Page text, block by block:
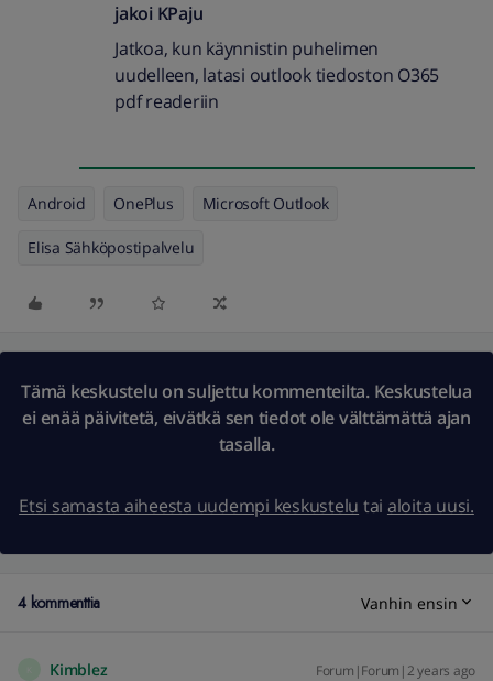
jakoi KPaju
Jatkoa, kun käynnistin puhelimen
uudelleen, latasi outlook tiedoston O365
pdf readeriin
Android OnePlus Microsoft Outlook
Elisa Sähköpostipalvelu
Tämä keskustelu on suljettu kommenteilta. Keskustelua
ei enää päivitetä, eivätkä sen tiedot ole välttämättä ajan
tasalla.
Etsi samasta aiheesta uudempi keskustelu tai aloita uusi.
4 kommenttia Vanhin ensin
Kimblez Forum|Forum|2 years ago